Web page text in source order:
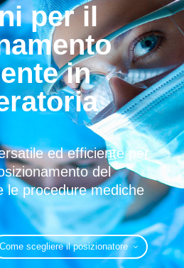
per il
in
ed efficiente per
del
le procedure mediche
Come scegliere il posizionatore